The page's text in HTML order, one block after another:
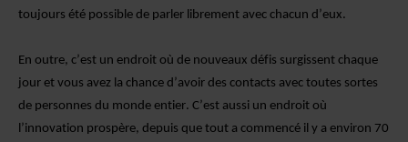
toujours été possible de parler librement avec chacun d’eux.
En outre, c’est un endroit où de nouveaux défis surgissent chaque
jour et vous avez la chance d’avoir des contacts avec toutes sortes
de personnes du monde entier. C’est aussi un endroit où
l’innovation prospère, depuis que tout a commencé il y a environ 70